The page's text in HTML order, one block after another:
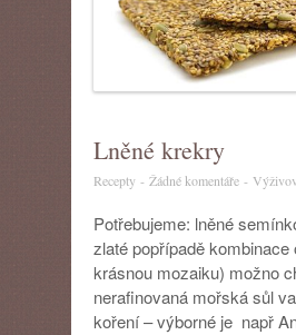
Lněné krekry
Recepty - Žádné komentářeu
s
názvem
Lněné
krekry
-
Potřebujeme: lněné
zlaté popřípadě kombinace
krásnou mozaiku) možno
nerafinovaná mořská sůl
koření – výborné je např